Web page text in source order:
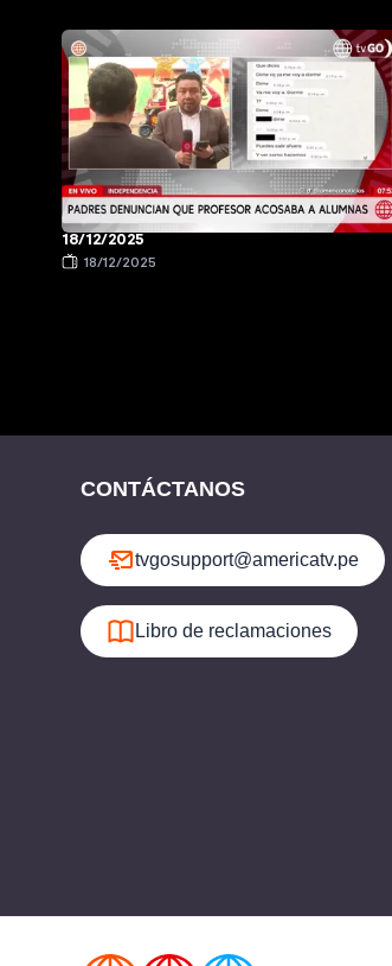
18/12/2025
18/12/2025
CONTÁCTANOS
tvgosupport@americatv.pe
Libro de reclamaciones